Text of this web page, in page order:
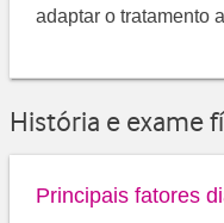
adaptar o tratamento
História e exame
Principais fatores